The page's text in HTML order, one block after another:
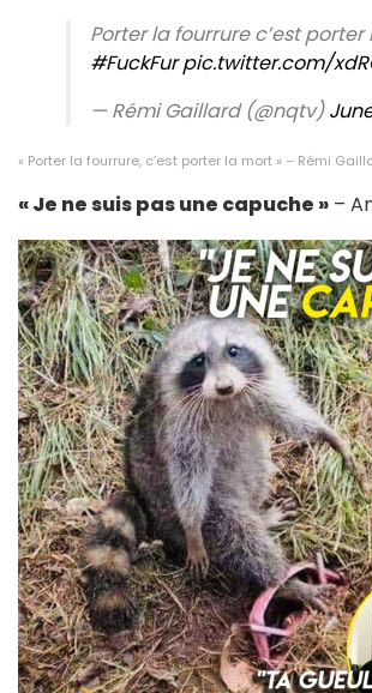
Porter la fourrure c’est
#FuckFur pic.twitter.com/
— Rémi Gaillard (@nqtv)
« Porter la fourrure, c’est porter la mort » – Rémi
« Je ne suis pas une capuche » –